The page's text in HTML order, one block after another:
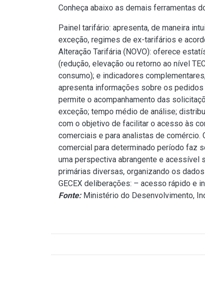
Conheça abaixo as demais ferramentas
Painel tarifário: apresenta, de maneira
exceção, regimes de ex-tarifários e
Alteração Tarifária (NOVO): oferece
(redução, elevação ou retorno ao nível
consumo); e indicadores
apresenta informações sobre os
permite o acompanhamento das
exceção; tempo médio de análise;
com o objetivo de facilitar o acesso às
comerciais e para analistas de comércio.
comercial para determinado período faz
uma perspectiva abrangente e
primárias diversas, organizando os
GECEX deliberações: – acesso rápido e
Fonte:Ministério do Desenvolvimento,